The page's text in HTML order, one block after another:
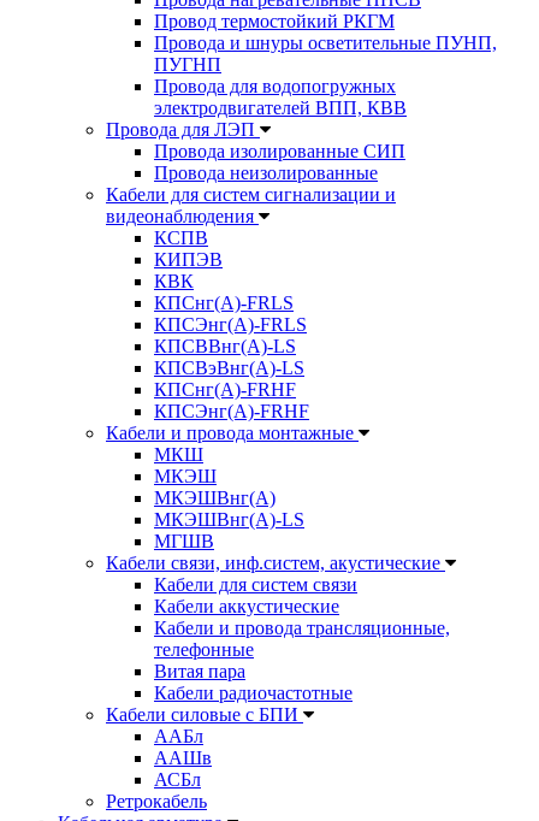
Провод термостойкий РКГМ
Провода и шнуры осветительные ПУНП,
ПУГНП
Провода для водопогружных
электродвигателей ВПП, КВВ
Провода для ЛЭП
Провода изолированные СИП
Провода неизолированные
Кабели для систем сигнализации и
видеонаблюдения
КСПВ
КИПЭВ
КВК
КПСнг(А)-FRLS
КПСЭнг(А)-FRLS
КПСВВнг(А)-LS
КПСВэВнг(А)-LS
КПСнг(А)-FRHF
КПСЭнг(А)-FRHF
Кабели и провода монтажные
МКШ
МКЭШ
МКЭШВнг(А)
МКЭШВнг(А)-LS
МГШВ
Кабели связи, инф.систем, акустические
Кабели для систем связи
Кабели аккустические
Кабели и провода трансляционные,
телефонные
Витая пара
Кабели радиочастотные
Кабели силовые с БПИ
ААБл
ААШв
АСБл
Ретрокабель